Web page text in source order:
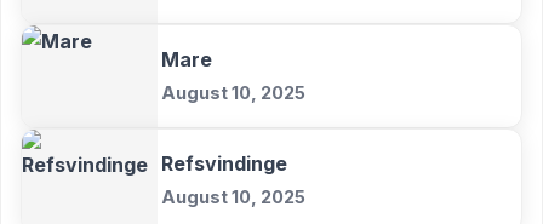
Mare
August 10, 2025
Refsvindinge
August 10, 2025